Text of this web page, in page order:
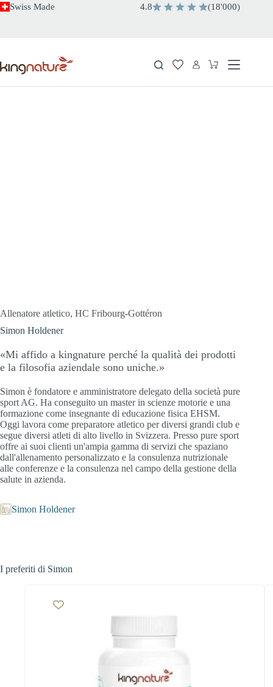
SaltaSwiss Made 4.8 (18'000)
Carrello
Allenatore atletico, HC Fribourg-Gottéron
Simon Holdener
«Mi affido a kingnature perché la qualità dei prodotti
e la filosofia aziendale sono uniche.»
Simon è fondatore e amministratore delegato della società pure
sport AG. Ha conseguito un master in scienze motorie e una
formazione come insegnante di educazione fisica EHSM.
Oggi lavora come preparatore atletico per diversi grandi club e
segue diversi atleti di alto livello in Svizzera. Presso pure sport
offre ai suoi clienti un'ampia gamma di servizi che spaziano
dall'allenamento personalizzato e la consulenza nutrizionale
alle conferenze e la consulenza nel campo della gestione della
salute in azienda.
Simon Holdener
I preferiti di Simon